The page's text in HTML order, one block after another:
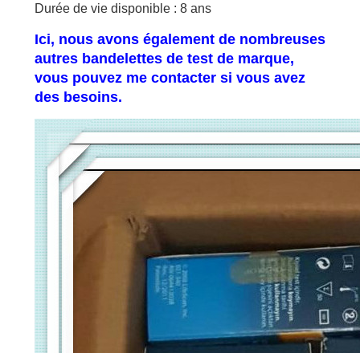
Durée de vie disponible : 8 ans
Ici, nous avons également de nombreuses
autres bandelettes de test de marque,
vous pouvez me contacter si vous avez
des besoins.